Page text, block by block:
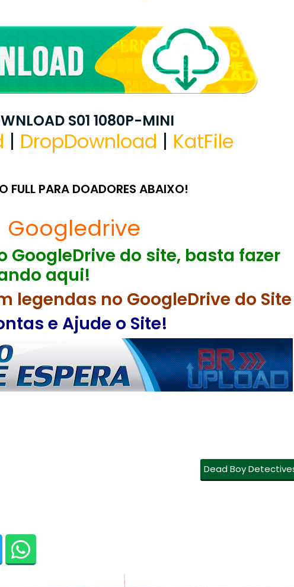
S01 1080P-MINI
| DropDownload | KatFile
FULL PARA DOADORES ABAIXO!
Googledrive
GoogleDrive do site, basta fazer
aqui!
legendas no GoogleDrive do Site
e Ajude o Site!
Dead Boy